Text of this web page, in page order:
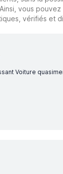
vous
vérifiés et
Voiture